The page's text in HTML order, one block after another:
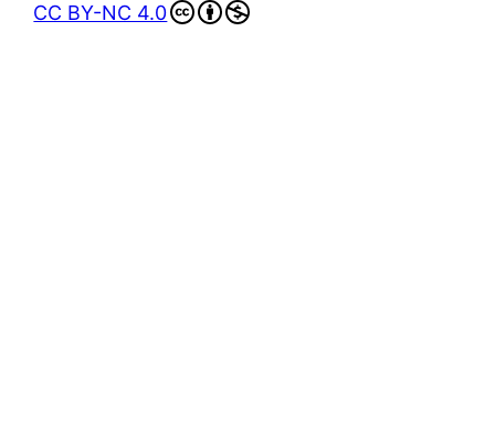
CC BY-NC 4.0